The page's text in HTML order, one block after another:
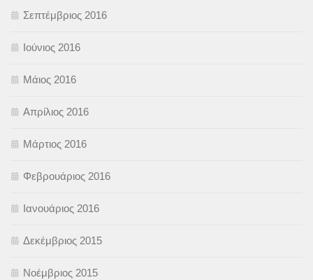
Σεπτέμβριος 2016
Ιούνιος 2016
Μάιος 2016
Απρίλιος 2016
Μάρτιος 2016
Φεβρουάριος 2016
Ιανουάριος 2016
Δεκέμβριος 2015
Νοέμβριος 2015